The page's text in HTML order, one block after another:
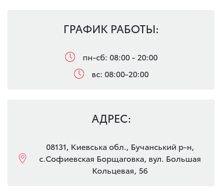
ГРАФИК РАБОТЫ:
пн-сб: 08:00 - 20:00
вс: 08:00-20:00
АДРЕС:
08131, Киевська обл., Бучанський р-н,
с.Софиевская Борщаговка, вул. Большая
Кольцевая, 56